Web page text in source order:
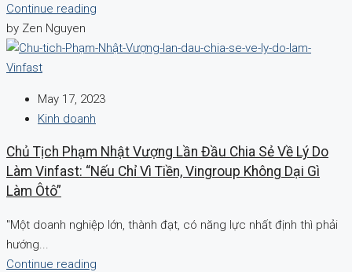
Continue reading
by Zen Nguyen
May 17, 2023
Kinh doanh
Chủ Tịch Phạm Nhật Vượng Lần Đầu Chia Sẻ Về Lý Do
Làm Vinfast: “Nếu Chỉ Vì Tiền, Vingroup Không Dại Gì
Làm Ôtô”
"Một doanh nghiệp lớn, thành đạt, có năng lực nhất định thì phải
hướng...
Continue reading